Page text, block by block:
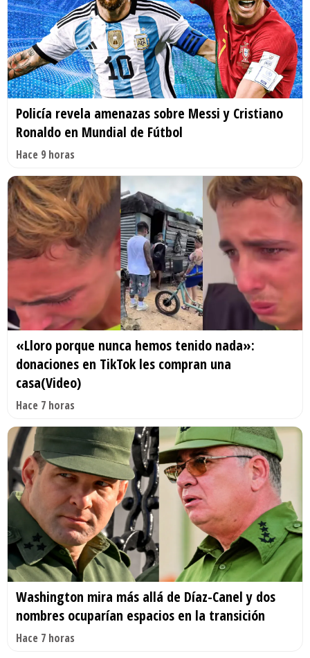
Policía revela amenazas sobre Messi y Cristiano
Ronaldo en Mundial de Fútbol
Hace 9 horas
«Lloro porque nunca hemos tenido nada»:
donaciones en TikTok les compran una
casa(Video)
Hace 7 horas
Washington mira más allá de Díaz-Canel y dos
nombres ocuparían espacios en la transición
Hace 7 horas